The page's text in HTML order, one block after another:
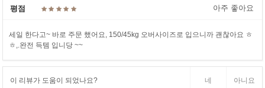
평점 아주 좋아요
세일 한다고~ 바로 주문 했어요, 150/45kg 오버사이즈로 입으니까 괜찮아요 ㅎ
ㅎ,.완전 득템 입니당 ~~
이 리뷰가 도움이 되었나요? 네 아니요